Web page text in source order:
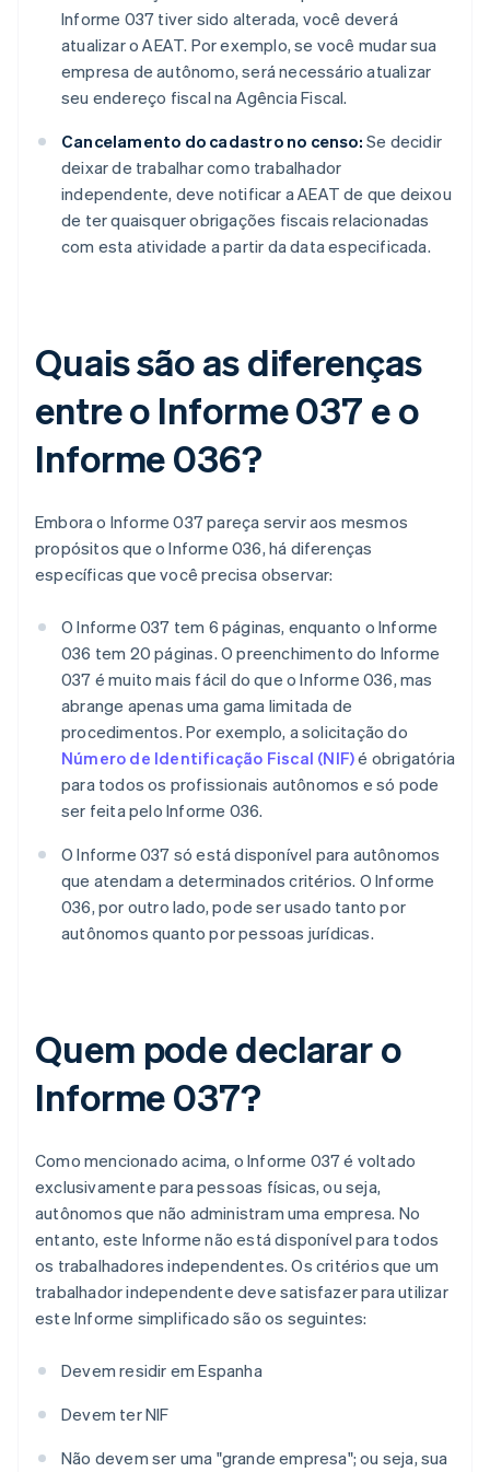
Informe 037 tiver sido alterada, você deverá
atualizar o AEAT. Por exemplo, se você mudar sua
empresa de autônomo, será necessário atualizar
seu endereço fiscal na Agência Fiscal.
Cancelamento do cadastro no censo: Se decidir
deixar de trabalhar como trabalhador
independente, deve notificar a AEAT de que deixou
de ter quaisquer obrigações fiscais relacionadas
com esta atividade a partir da data especificada.
Quais são as diferenças
entre o Informe 037 e o
Informe 036?
Embora o Informe 037 pareça servir aos mesmos
propósitos que o Informe 036, há diferenças
específicas que você precisa observar:
O Informe 037 tem 6 páginas, enquanto o Informe
036 tem 20 páginas. O preenchimento do Informe
037 é muito mais fácil do que o Informe 036, mas
abrange apenas uma gama limitada de
procedimentos. Por exemplo, a solicitação do
Número de Identificação Fiscal (NIF)é obrigatória
para todos os profissionais autônomos e só pode
ser feita pelo Informe 036.
O Informe 037 só está disponível para autônomos
que atendam a determinados critérios. O Informe
036, por outro lado, pode ser usado tanto por
autônomos quanto por pessoas jurídicas.
Quem pode declarar o
Informe 037?
Como mencionado acima, o Informe 037 é voltado
exclusivamente para pessoas físicas, ou seja,
autônomos que não administram uma empresa. No
entanto, este Informe não está disponível para todos
os trabalhadores independentes. Os critérios que um
trabalhador independente deve satisfazer para utilizar
este Informe simplificado são os seguintes:
Devem residir em Espanha
Devem ter NIF
Não devem ser uma "grande empresa"; ou seja, sua